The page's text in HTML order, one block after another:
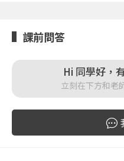
登入
忘記密碼
按下註冊即代表你同
課前問答
Hi 同學好，
立刻在下方和老